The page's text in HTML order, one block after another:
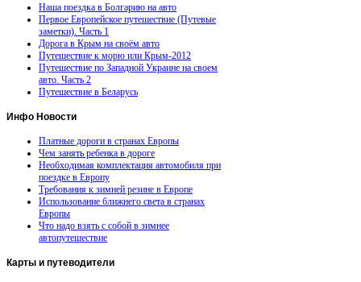
Наша поездка в Болгарию на авто
Первое Европейское путешествие (Путевые
заметки). Часть 1
Дорога в Крым на своём авто
Путешествие к морю или Крым-2012
Путешествие по Западной Украине на своем
авто. Часть 2
Путешествие в Беларусь
Инфо Новости
Платные дороги в странах Европы
Чем занять ребенка в дороге
Необходимая комплектация автомобиля при
поездке в Европу
Требования к зимней резине в Европе
Использование ближнего света в странах
Европы
Что надо взять с собой в зимнее
автопутешествие
Карты и путеводители